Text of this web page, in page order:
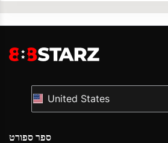
ספר ספורט
United States